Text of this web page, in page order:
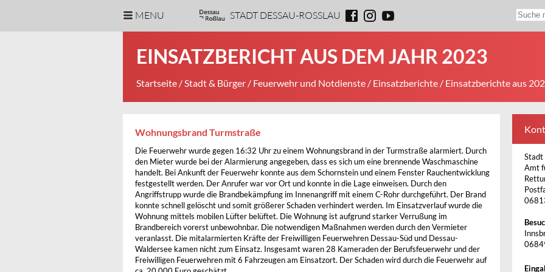
MENU STADT DESSAU-ROSSLAU
EINSATZBERICHT AUS DEM JAHR 2023
Startseite /Stadt & Bürger / Feuerwehr und Notdienste / Einsatzberichte / Einsatzberichte aus
Wohnungsbrand Turmstraße
Die Feuerwehr wurde gegen 16:32 Uhr zu einem Wohnungsbrand in der Turmstraße alarmiert. Durch
den Mieter wurde bei der Alarmierung angegeben, dass es sich um eine brennende Waschmaschine
handelt. Bei Ankunft der Feuerwehr konnte aus dem Schornstein und einem Fenster Rauchentwicklung
festgestellt werden. Der Anrufer war vor Ort und konnte in die Lage einweisen. Durch den
Angriffstrupp wurde die Brandbekämpfung im Innenangriff mit einem C-Rohr durchgeführt. Der Brand
konnte schnell gelöscht und somit größerer Schaden verhindert werden. Im Einsatzverlauf wurde die
Wohnung mittels mobilen Lüfter belüftet. Die Wohnung ist aufgrund starker Verrußung im
Brandbereich vorerst unbewohnbar. Die notwendigen Maßnahmen werden durch den Vermieter
veranlasst. Die mitalarmierten Kräfte der Freiwilligen Feuerwehren Dessau-Süd und Dessau-
Waldersee kamen nicht zum Einsatz. Insgesamt waren 28 Kameraden der Berufsfeuerwehr und der
Freiwilligen Feuerwehren mit 6 Fahrzeugen am Einsatzort. Der Schaden wird durch die Feuerwehr auf
Stadt
Amt